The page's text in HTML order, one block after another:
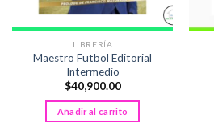
LIBRERÍA
Maestro Futbol Editorial
Intermedio
$40,900.00
Añadir al carrito